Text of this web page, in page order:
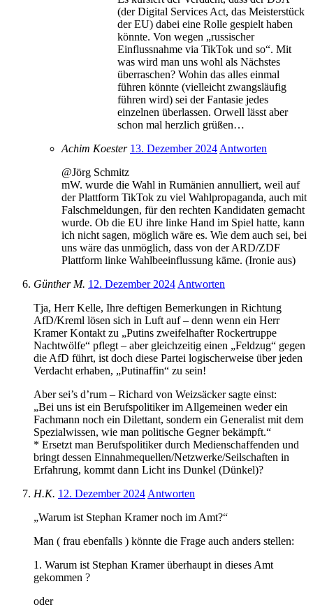
(der Digital Services Act, das Meisterstück
der EU) dabei eine Rolle gespielt haben
könnte. Von wegen „russischer
Einflussnahme via TikTok und so“. Mit
was wird man uns wohl als Nächstes
überraschen? Wohin das alles einmal
führen könnte (vielleicht zwangsläufig
führen wird) sei der Fantasie jedes
einzelnen überlassen. Orwell lässt aber
schon mal herzlich grüßen…
Achim Koester 13. Dezember 2024 Antworten
@Jörg Schmitz
mW. wurde die Wahl in Rumänien annulliert, weil auf
der Plattform TikTok zu viel Wahlpropaganda, auch mit
Falschmeldungen, für den rechten Kandidaten gemacht
wurde. Ob die EU ihre linke Hand im Spiel hatte, kann
ich nicht sagen, möglich wäre es. Wie dem auch sei, bei
uns wäre das unmöglich, dass von der ARD/ZDF
Plattform linke Wahlbeeinflussung käme. (Ironie aus)
Günther M. 12. Dezember 2024 Antworten
Tja, Herr Kelle, Ihre deftigen Bemerkungen in Richtung
AfD/Kreml lösen sich in Luft auf – denn wenn ein Herr
Kramer Kontakt zu „Putins zweifelhafter Rockertruppe
Nachtwölfe“ pflegt – aber gleichzeitig einen „Feldzug“ gegen
die AfD führt, ist doch diese Partei logischerweise über jeden
Verdacht erhaben, „Putinaffin“ zu sein!
Aber sei’s d’rum – Richard von Weizsäcker sagte einst:
„Bei uns ist ein Berufspolitiker im Allgemeinen weder ein
Fachmann noch ein Dilettant, sondern ein Generalist mit dem
Spezialwissen, wie man politische Gegner bekämpft.“
* Ersetzt man Berufspolitiker durch Medienschaffenden und
bringt dessen Einnahmequellen/Netzwerke/Seilschaften in
Erfahrung, kommt dann Licht ins Dunkel (Dünkel)?
H.K. 12. Dezember 2024 Antworten
„Warum ist Stephan Kramer noch im Amt?“
Man ( frau ebenfalls ) könnte die Frage auch anders stellen:
1. Warum ist Stephan Kramer überhaupt in dieses Amt
gekommen ?
oder